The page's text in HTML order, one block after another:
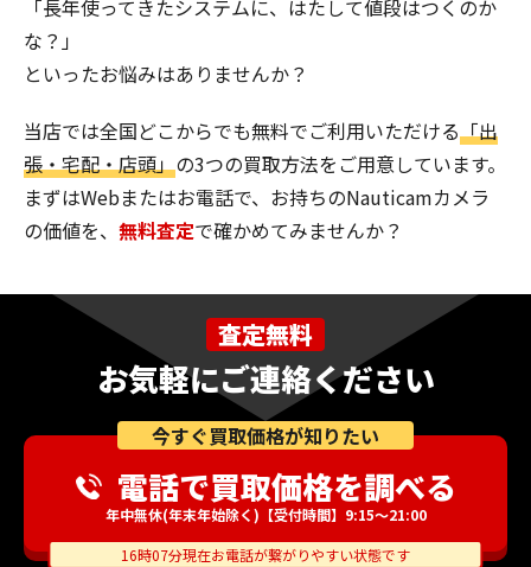
「長年使ってきたシステムに、はたして値段はつくのか
な？」
といったお悩みはありませんか？
当店では全国どこからでも無料でご利用いただける「出
張・宅配・店頭」の3つの買取方法をご用意しています。
まずはWebまたはお電話で、お持ちのNauticamカメラ
の価値を、 無料査定で確かめてみませんか？
査定無料
お気軽にご連絡ください
今すぐ買取価格が知りたい
電話で買取価格を調べる
年中無休(年末年始除く)【受付時間】9:15～21:00
16時07分現在お電話が繋がりやすい状態です